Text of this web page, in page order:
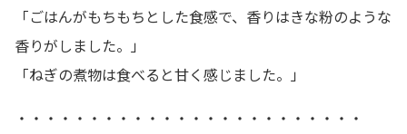
「ごはんがもちもちとした食感で、香りはきな粉のような
香りがしました。」
「ねぎの煮物は食べると甘く感じました。」
・・・・・・・・・・・・・・・・・・・・・・・・